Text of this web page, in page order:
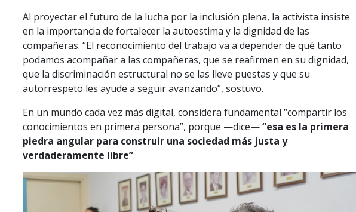
Al proyectar el futuro de la lucha por la inclusión plena, la activista insiste
en la importancia de fortalecer la autoestima y la dignidad de las
compañeras. “El reconocimiento del trabajo va a depender de qué tanto
podamos acompañar a las compañeras, que se reafirmen en su dignidad,
que la discriminación estructural no se las lleve puestas y que su
autorrespeto les ayude a seguir avanzando”, sostuvo.
En un mundo cada vez más digital, considera fundamental “compartir los
conocimientos en primera persona”, porque —dice—“esa es la primera
piedra angular para construir una sociedad más justa y
verdaderamente libre”.